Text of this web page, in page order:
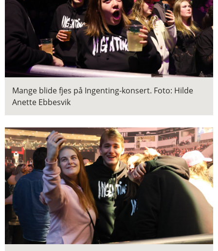
Mange blide fjes på Ingenting-konsert. Foto: Hilde
Anette Ebbesvik